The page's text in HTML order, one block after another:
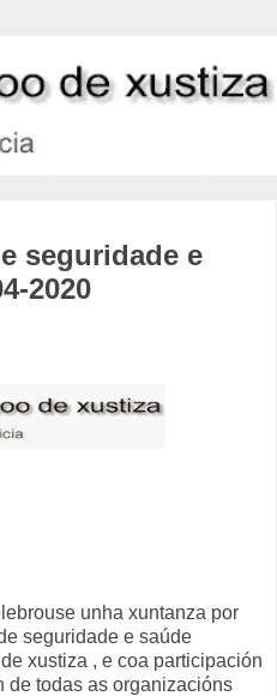
seguridade e
2020
unha xuntanza por
seguridade e saúde
xustiza , e coa participación
de todas as organizacións